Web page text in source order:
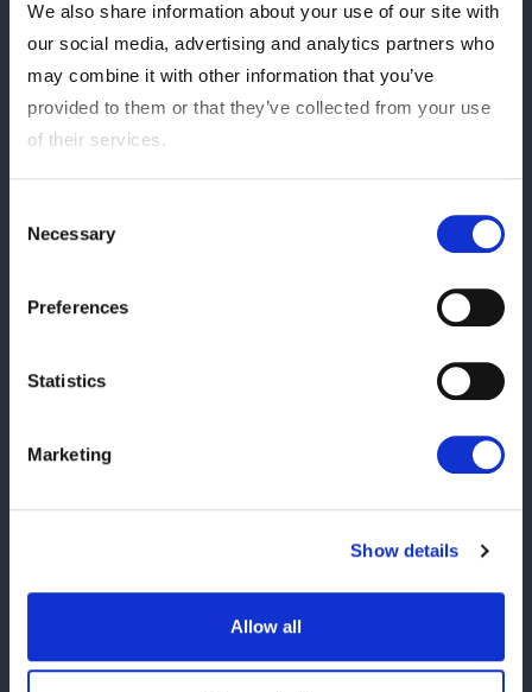
We also share information about your use of our site with
our social media, advertising and analytics partners who
may combine it with other information that you’ve
provided to them or that they’ve collected from your use
of their services.
Selection
Necessary
Preferences
Statistics
Marketing
Show details
Allow all
質を判断した場合には退場していただきます。
その際、入場料金の返金等はございません。あらかじめご了承く
ださい。
※列が途切れ次第終了となります。
※お時間および在庫に限りがございますため、定員に達し次第、
入枚数をお一人様1枚までとさせていただきます。
※お会計後は、手になにも持たずお渡し会にご参加ください。
どの行為はお断りさせていただきます。
かねますのでご了承ください。
※選手への握手やボディータッチ等、身体的接触はお控えくださ
またツーショット写真、動画などあらゆる撮影をお断りさせてい
※その他のご注意事項は大会ページの【ご観戦にあたっての禁止
※お客様1名ずつのお渡しとなります。複数名でのご参加はお断
りいたします。（未就学児のみ保護者様同伴でご参加いただけま